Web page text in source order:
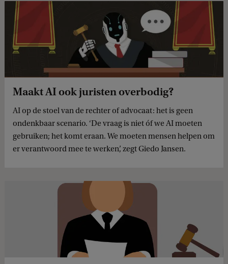
Maakt AI ook juristen overbodig?
AI op de stoel van de rechter of advocaat: het is geen
ondenkbaar scenario. ‘De vraag is niet óf we AI moeten
gebruiken; het komt eraan. We moeten mensen helpen om
er verantwoord mee te werken’, zegt Giedo Jansen.